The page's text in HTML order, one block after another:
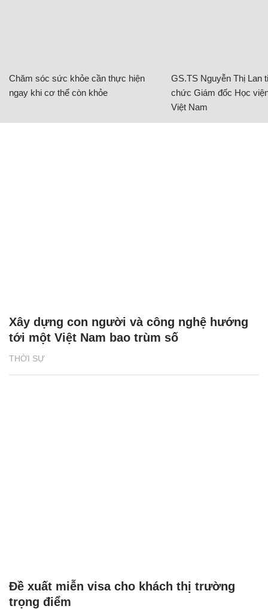
Chăm sóc sức khỏe cần thực hiện
ngay khi cơ thể còn khỏe
GS.TS Nguyễn Thị Lan
chức Giám đốc Học
Việt Nam
THỜI SỰ
Xây dựng con người và công nghệ hướng
tới một Việt Nam bao trùm số
Đề xuất miễn visa cho khách thị trường
trọng điểm